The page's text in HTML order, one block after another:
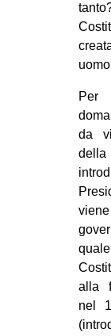
Per
da
della
alla
nel